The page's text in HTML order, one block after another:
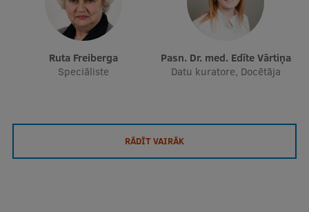
Ruta Freiberga
Speciāliste
Pasn. Dr. med. Edīte Vārtiņa
Datu kuratore, Docētāja
RĀDĪT VAIRĀK